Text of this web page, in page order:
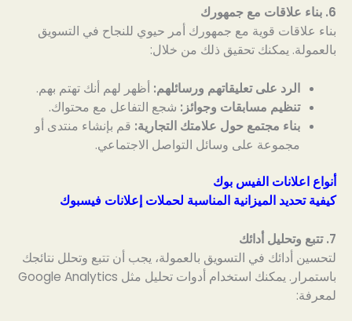
6. بناء علاقات مع جمهورك
بناء علاقات قوية مع جمهورك أمر حيوي للنجاح في التسويق
بالعمولة. يمكنك تحقيق ذلك من خلال:
الرد على تعليقاتهم ورسائلهم: أظهر لهم أنك تهتم بهم.
تنظيم مسابقات وجوائز: شجع التفاعل مع محتواك.
بناء مجتمع حول علامتك التجارية: قم بإنشاء منتدى أو
مجموعة على وسائل التواصل الاجتماعي.
أنواع اعلانات الفيس بوك
كيفية تحديد الميزانية المناسبة لحملات إعلانات فيسبوك
7. تتبع وتحليل أدائك
لتحسين أدائك في التسويق بالعمولة، يجب أن تتبع وتحلل نتائجك
باستمرار. يمكنك استخدام أدوات تحليل مثل Google Analytics
لمعرفة: